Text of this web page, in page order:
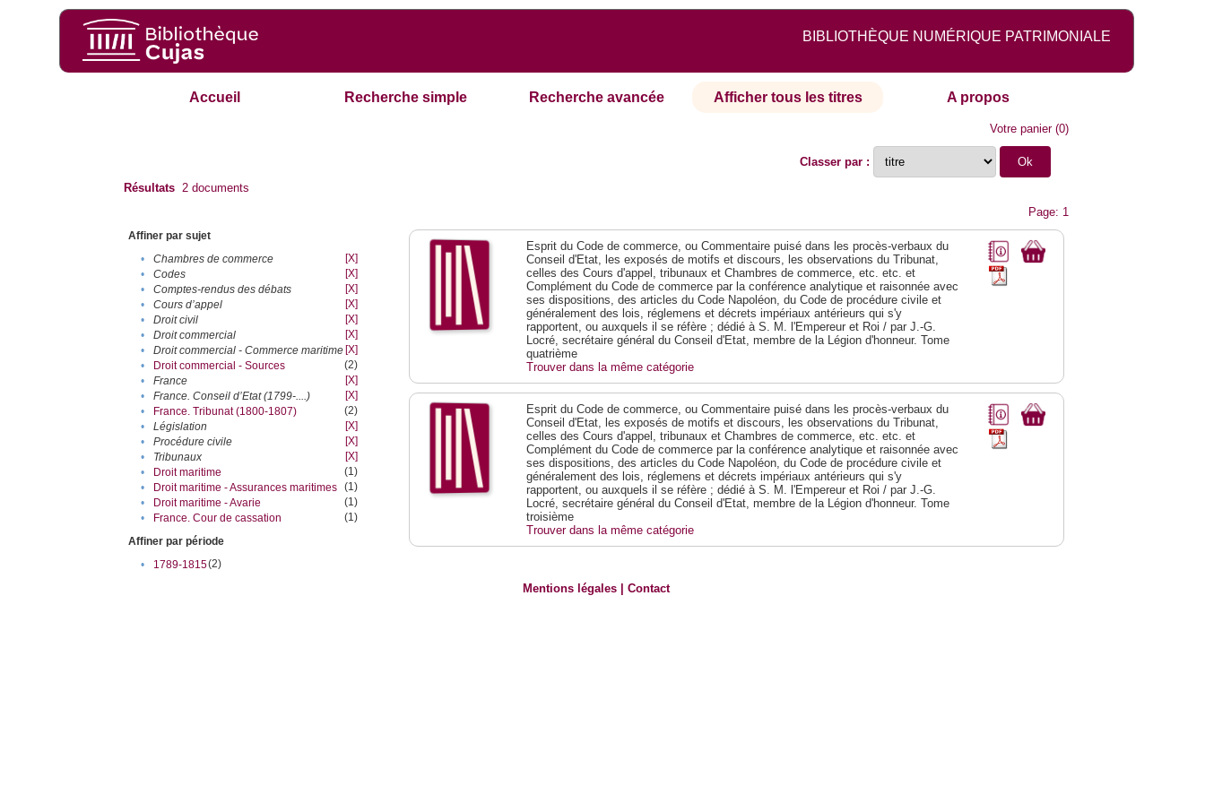
BIBLIOTHÈQUE NUMÉRIQUE PATRIMONIALE
Accueil Recherche simple Recherche avancée Afficher tous les titres A propos
Votre panier(0)
Classer par :
Résultats 2 documents
Page: 1
Affiner par sujet
•
Chambres de commerce
[X]
•
Codes
[X]
•
Comptes-rendus des débats
[X]
•
Cours d’appel
[X]
•
Droit civil
[X]
•
Droit commercial
[X]
•
Droit commercial - Commerce maritime [X]
•
Droit commercial - Sources
(2)
•
France
[X]
•
France. Conseil d’Etat (1799-....)
[X]
•
France. Tribunat (1800-1807)
(2)
•
Législation
[X]
•
Procédure civile
[X]
•
Tribunaux
[X]
•
Droit maritime
(1)
•
Droit maritime - Assurances maritimes (1)
•
Droit maritime - Avarie
(1)
•
France. Cour de cassation
(1)
Affiner par période
•
1789-1815(2)
Esprit du Code de commerce, ou Commentaire puisé dans les procès-verbaux du
Conseil d'Etat, les exposés de motifs et discours, les observations du Tribunat,
celles des Cours d'appel, tribunaux et Chambres de commerce, etc. etc. et
Complément du Code de commerce par la conférence analytique et raisonnée avec
ses dispositions, des articles du Code Napoléon, du Code de procédure civile et
généralement des lois, réglemens et décrets impériaux antérieurs qui s'y
rapportent, ou auxquels il se réfère ; dédié à S. M. l'Empereur et Roi / par J.-G.
Locré, secrétaire général du Conseil d'Etat, membre de la Légion d'honneur. Tome
quatrième
Trouver dans la même catégorie
Esprit du Code de commerce, ou Commentaire puisé dans les procès-verbaux du
Conseil d'Etat, les exposés de motifs et discours, les observations du Tribunat,
celles des Cours d'appel, tribunaux et Chambres de commerce, etc. etc. et
Complément du Code de commerce par la conférence analytique et raisonnée avec
ses dispositions, des articles du Code Napoléon, du Code de procédure civile et
généralement des lois, réglemens et décrets impériaux antérieurs qui s'y
rapportent, ou auxquels il se réfère ; dédié à S. M. l'Empereur et Roi / par J.-G.
Locré, secrétaire général du Conseil d'Etat, membre de la Légion d'honneur. Tome
troisième
Trouver dans la même catégorie
Mentions légales |Contact